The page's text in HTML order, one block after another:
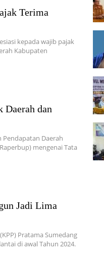
Terima
kepada wajib pajak
Kabupaten
Daerah dan
Pendapatan Daerah
mengenai Tata
Jadi Lima
Pratama Sumedang
di awal Tahun 2024.